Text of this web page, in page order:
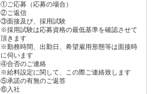
①ご応募（応募の場合）
②ご返信
③面接及び、採用試験
※採用試験は応募資格の最低基準を確認させて
頂きます
※勤務時間、出勤日、希望雇用形態等は面接時
に伺います
④合否のご連絡
※給料設定に関して、この際ご連絡致します
⑤承諾の有無のご返答
⑥入社